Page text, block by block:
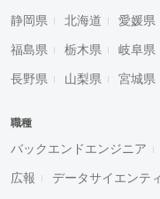
静岡県 北海道 愛媛県
福島県 栃木県 岐阜県
長野県 山梨県 宮城県
職種
バックエンドエンジニア
広報 データサイエンテ